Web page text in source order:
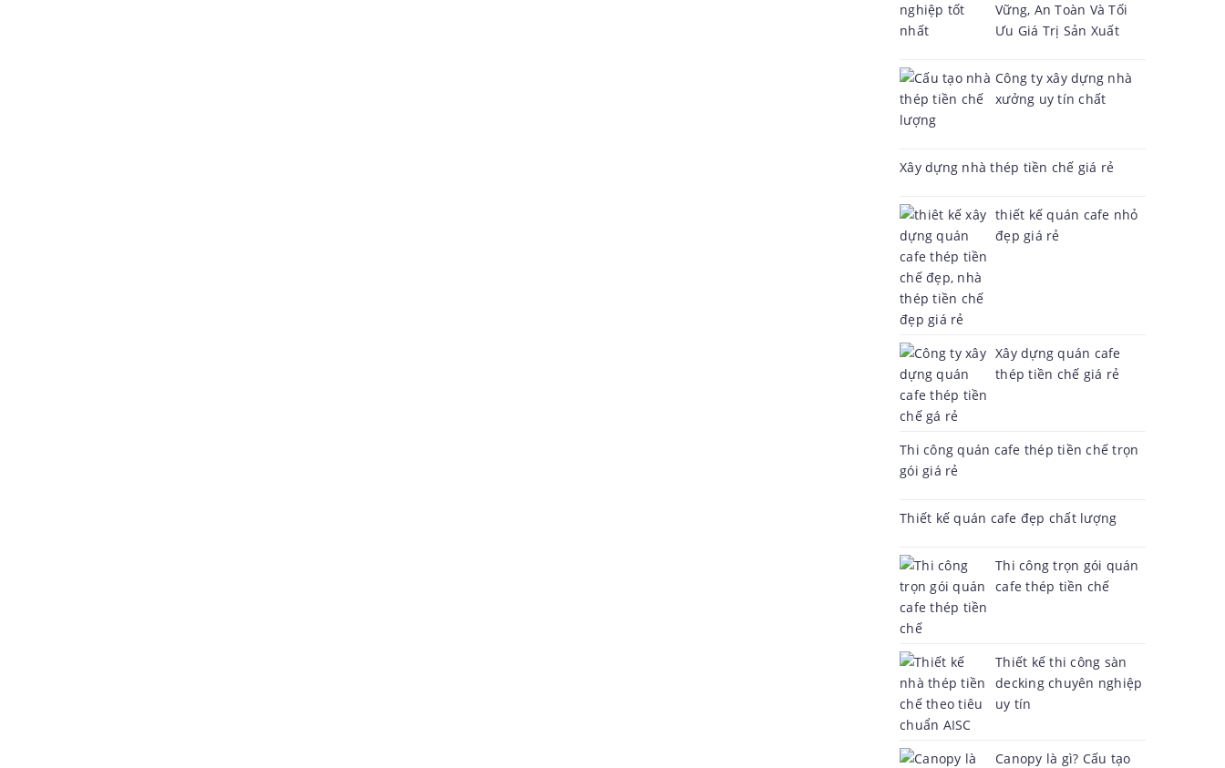
Vững, An Toàn Và Tối
Ưu Giá Trị Sản Xuất
Công ty xây dựng nhà
xưởng uy tín chất
lượng
Xây dựng nhà thép tiền chế giá rẻ
thiết kế quán cafe nhỏ
đẹp giá rẻ
Xây dựng quán cafe
thép tiền chế giá rẻ
Thi công quán cafe thép tiền chế trọn
gói giá rẻ
Thiết kế quán cafe đẹp chất lượng
Thi công trọn gói quán
cafe thép tiền chế
Thiết kế thi công sàn
decking chuyên nghiệp
uy tín
Canopy là gì? Cấu tạo